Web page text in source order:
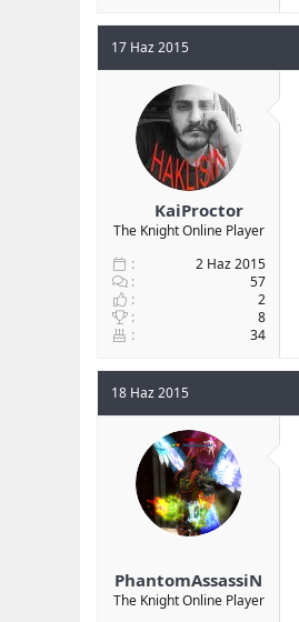
17 Haz 2015
KaiProctor
The Knight Online Player
2 Haz 2015
57
2
8
34
18 Haz 2015
PhantomAssassiN
The Knight Online Player